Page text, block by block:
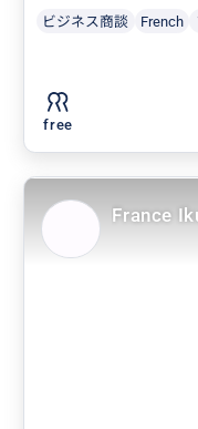
ビジネス商談 French
free
France